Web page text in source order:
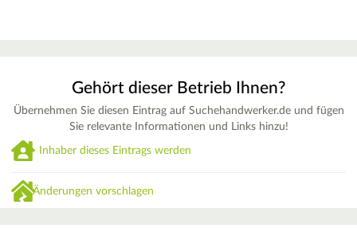
Gehört dieser Betrieb Ihnen?
Übernehmen Sie diesen Eintrag auf Suchehandwerker.de und fügen
Sie relevante Informationen und Links hinzu!
Inhaber dieses Eintrags werden
Änderungen vorschlagen